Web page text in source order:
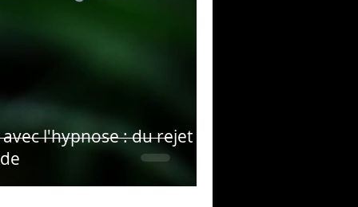
l'hypnose : du rejet